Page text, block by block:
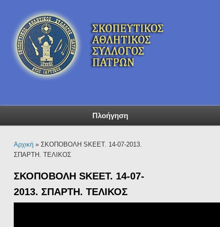
Πλοήγηση
Είστε εδώ
Αρχική» ΣΚΟΠΟΒΟΛΗ SKEET. 14-07-2013.
ΣΠΑΡΤΗ. ΤΕΛΙΚΟΣ
ΣΚΟΠΟΒΟΛΗ SKEET. 14-07-
2013. ΣΠΑΡΤΗ. ΤΕΛΙΚΟΣ